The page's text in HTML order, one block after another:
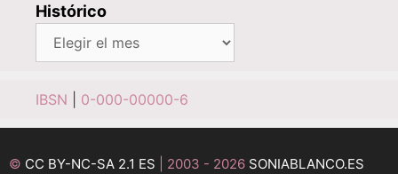
Histórico
IBSN 0-000-00000-6
© CC BY-NC-SA 2.1 ES | 2003 - 2026 SONIABLANCO.ES